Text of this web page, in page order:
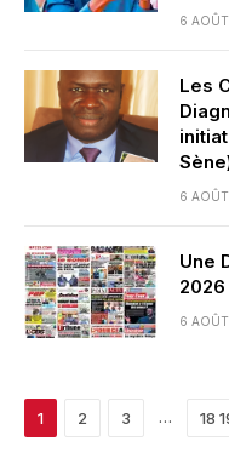
6
Les
6
Une
6
1 2 3 … 18